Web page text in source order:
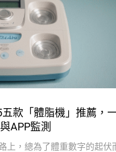
款「體脂機」推薦，
APP監測
上，總為了體重數字的起伏